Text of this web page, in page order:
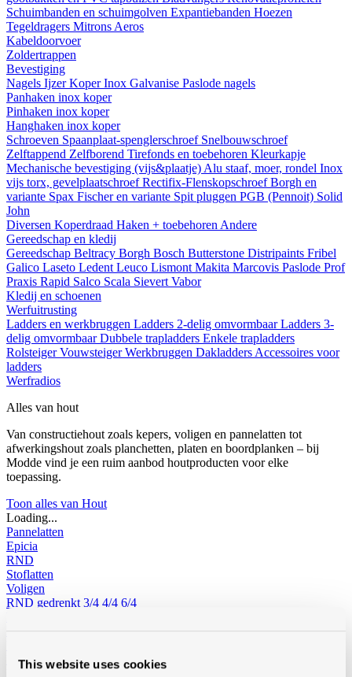
This website uses cookies
Schuimbanden en schuimgolven Expantiebanden Hoezen
Tegeldragers Mitrons Aeros
Kabeldoorvoer
Zoldertrappen
Bevestiging
Nagels IjzerKoperInox Galvanise Paslode nagels
Panhaken inox koper
Pinhaken inox koper
Hanghaken inox koper
Schroeven Spaanplaat-spenglerschroef Snelbouwschroef
Zelftappend Zelfborend Tirefonds en toebehoren Kleurkapje
Mechanische bevestiging (vijs&plaatje) Alu staaf, moer, rondel Inox
vijs torx, gevelplaatschroefRectifix-FlenskopschroefBorgh en
variante Spax Fischer en variante Spit pluggen PGB (Pennoit) Solid
John
Diversen Koperdraad Haken + toebehoren Andere
Gereedschap en kledij
Gereedschap Beltracy Borgh Bosch Butterstone Distripaints Fribel
Galico Laseto Ledent Leuco Lismont Makita Marcovis Paslode Prof
Praxis Rapid Salco Scala Sievert Vabor
Kledij en schoenen
Werfuitrusting
Ladders en werkbruggen Ladders 2-delig omvormbaarLadders 3-
delig omvormbaarDubbele trapladders Enkele trapladders
RolsteigerVouwsteigerWerkbruggen Dakladders Accessoires voor
ladders
Werfradios
Alles van hout
Van constructiehout zoals kepers, voligen en pannelatten tot
afwerkingshout zoals planchetten, platen en boordplanken – bij
Modde vind je een ruim aanbod houtproducten voor elke
toepassing.
Toon alles van Hout
Loading...
Pannelatten
Epicia
RND
Stoflatten
Voligen
RND gedrenkt 3/4 4/4 6/4
Douglas gedrenkt
KVH-FJ gedrenkt
KVH-FJ niet gedrenkt